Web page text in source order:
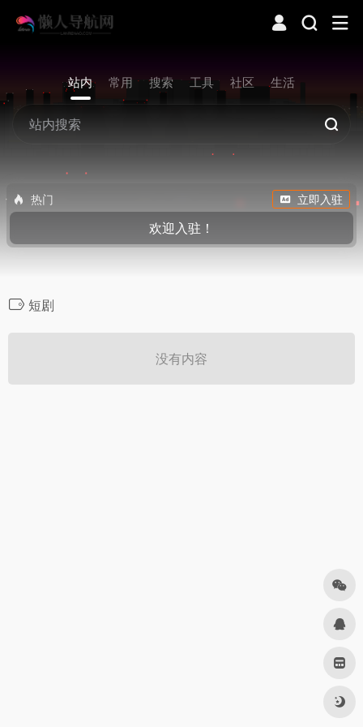
站内 常用 搜索 工具 社区 生活
热门 立即入驻
欢迎入驻！
短剧
没有内容